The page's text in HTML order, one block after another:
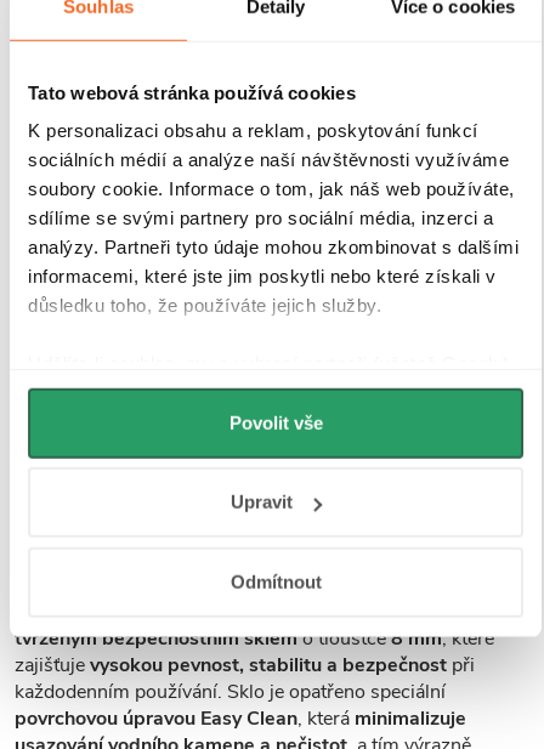
Souhlas Detaily Více o cookies
Tato webová stránka používá cookies
K personalizaci obsahu a reklam, poskytování funkcí
sociálních médií a analýze naší návštěvnosti využíváme
soubory cookie. Informace o tom, jak náš web používáte,
sdílíme se svými partnery pro sociální média, inzerci a
analýzy. Partneři tyto údaje mohou zkombinovat s dalšími
informacemi, které jste jim poskytli nebo které získali v
důsledku toho, že používáte jejich služby.
můžeme používat cookies pro analytiku a
personalizovanou reklamu. Jak Google zpracovává
osobní údaje najdete na stránkách
Povolit vše
Upravit
Odmítnout
tvrzeným bezpečnostním sklemo tloušťce8 mm, které
zajišťujevysokou pevnost, stabilitu a bezpečnost při
každodenním používání. Sklo je opatřeno speciální
povrchovou úpravou Easy Clean, která minimalizuje